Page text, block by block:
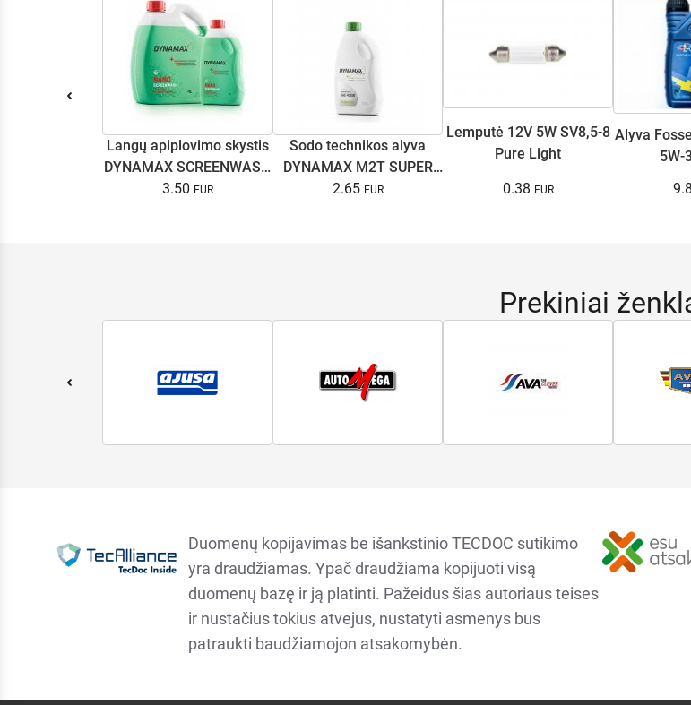
Langų apiplovimo skystis
DYNAMAX SCREENWASH
NANO 4l
3.50
Sodo technikos alyva
DYNAMAX M2T SUPER
0.5L
2.65
Lemputė 12V 5W SV8,5-8
Pure Light
0.38
Alyva
5W-
Prekiniai
Duomenų kopijavimas be išankstinio TECDOC sutikimo
yra draudžiamas. Ypač draudžiama kopijuoti visą
duomenų bazę ir ją platinti. Pažeidus šias autoriaus teises
ir nustačius tokius atvejus, nustatyti asmenys bus
patraukti baudžiamojon atsakomybėn.